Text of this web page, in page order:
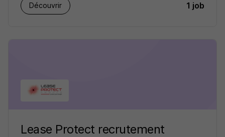
Découvrir 1 job
Lease Protect recrutement